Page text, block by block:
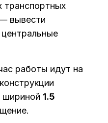
транспортных
вывести
работы идут на
шириной 1.5